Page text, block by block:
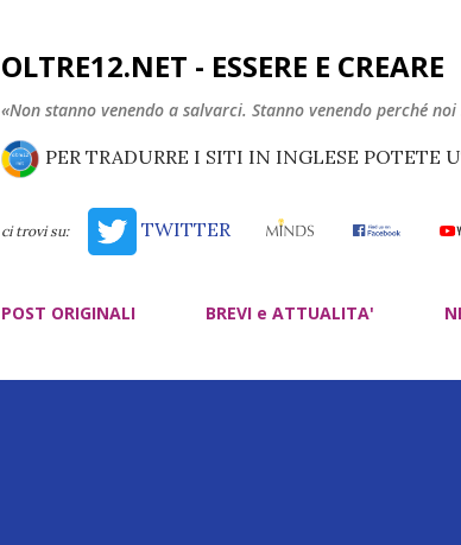
OLTRE12.NET - ESSERE E CREARE
«Non stanno venendo a salvarci. Stanno venendo perché
PER TRADURRE I SITI IN INGLESE POTETE
ci trovi su: TWITTER
POST ORIGINALI BREVI e ATTUALITA'